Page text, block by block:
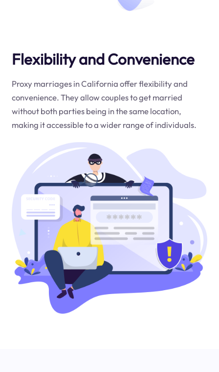
Flexibility and Convenience
Proxy marriages in California offer flexibility and
convenience. They allow couples to get married
without both parties being in the same location,
making it accessible to a wider range of individuals.